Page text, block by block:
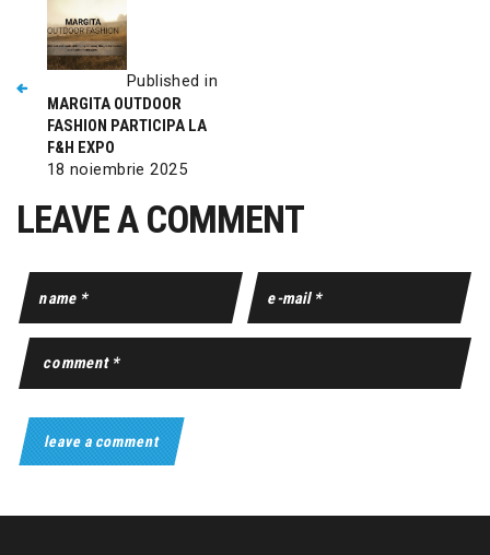
Published in
MARGITA OUTDOOR
FASHION PARTICIPA LA
F&H EXPO
18 noiembrie 2025
LEAVE A COMMENT